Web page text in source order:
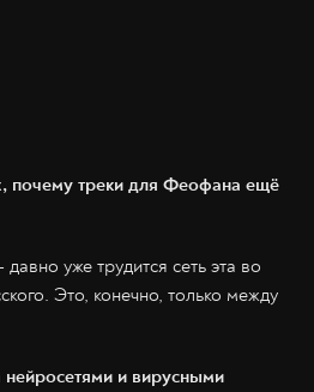
почему треки для Феофана ещё
уже трудится сеть эта во
Это, конечно, только между
и вирусными